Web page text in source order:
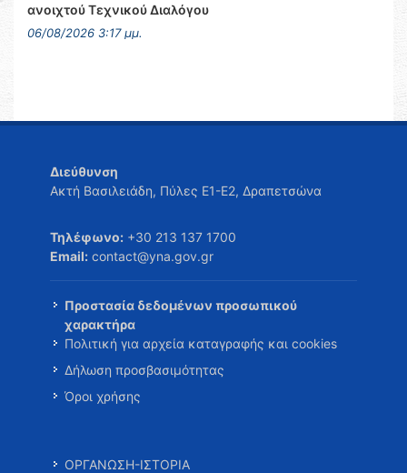
ανοιχτού Τεχνικού Διαλόγου
06/08/2026 3:17 μμ.
Διεύθυνση
Ακτή Βασιλειάδη, Πύλες Ε1-Ε2, Δραπετσώνα
Τηλέφωνο: +30 213 137 1700
Email: contact@yna.gov.gr
Προστασία δεδομένων προσωπικού
χαρακτήρα
Πολιτική για αρχεία καταγραφής και cookies
Δήλωση προσβασιμότητας
Όροι χρήσης
ΟΡΓΑΝΩΣΗ-ΙΣΤΟΡΙΑ